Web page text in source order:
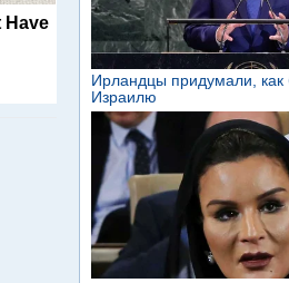
Have